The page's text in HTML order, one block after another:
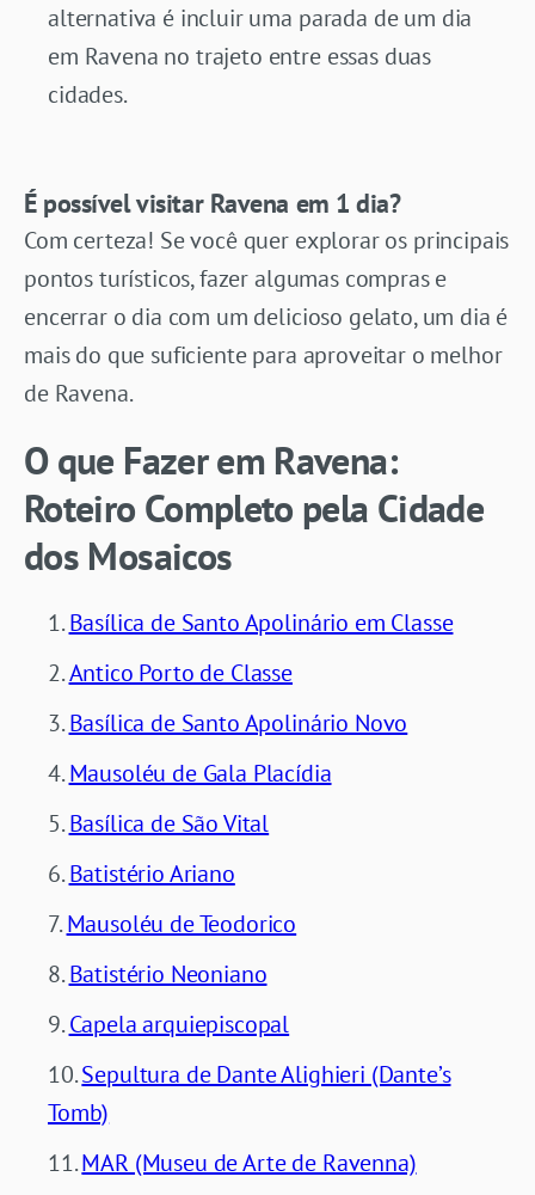
alternativa é incluir uma parada de um dia
em Ravena no trajeto entre essas duas
cidades.
É possível visitar Ravena em 1 dia?
Com certeza! Se você quer explorar os principais
pontos turísticos, fazer algumas compras e
encerrar o dia com um delicioso gelato, um dia é
mais do que suficiente para aproveitar o melhor
de Ravena.
O que Fazer em Ravena:
Roteiro Completo pela Cidade
dos Mosaicos
Basílica de Santo Apolinário em Classe
Antico Porto de Classe
Basílica de Santo Apolinário Novo
Mausoléu de Gala Placídia
Basílica de São Vital
Batistério Ariano
Mausoléu de Teodorico
Batistério Neoniano
Capela arquiepiscopal
Sepultura de Dante Alighieri (Dante’s
Tomb)
MAR (Museu de Arte de Ravenna)